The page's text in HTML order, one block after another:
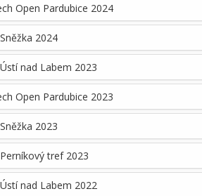
Open Pardubice 2024
2024
nad Labem 2023
Open Pardubice 2023
2023
tref 2023
nad Labem 2022